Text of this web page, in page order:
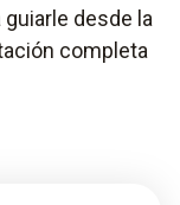
desde la
completa